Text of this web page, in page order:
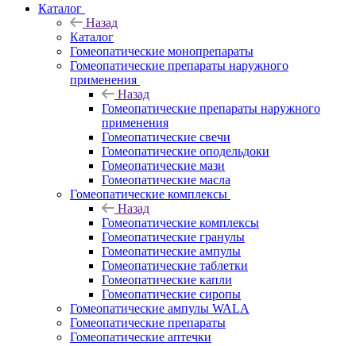
Каталог
Назад
Каталог
Гомеопатические монопрепараты
Гомеопатические препараты наружного
применения
Назад
Гомеопатические препараты наружного
применения
Гомеопатические свечи
Гомеопатические оподельдоки
Гомеопатические мази
Гомеопатические масла
Гомеопатические комплексы
Назад
Гомеопатические комплексы
Гомеопатические гранулы
Гомеопатические ампулы
Гомеопатические таблетки
Гомеопатические капли
Гомеопатические сиропы
Гомеопатические ампулы WALA
Гомеопатические препараты
Гомеопатические аптечки